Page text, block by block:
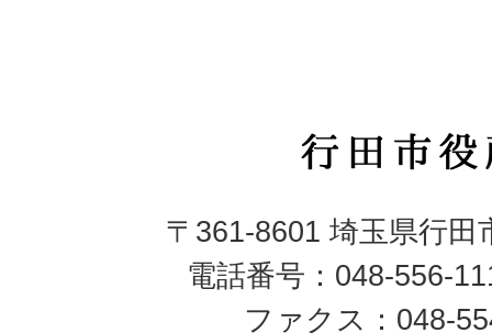
行
市
役
〒361-8601 埼玉県行田
電話番号：048-556-
ファクス：048-